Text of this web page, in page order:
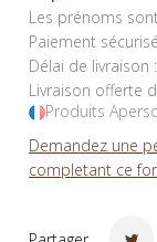
Les prénoms
Paiement
Délai de livraison
Livraison offerte
Produits
Demandez une
completant ce